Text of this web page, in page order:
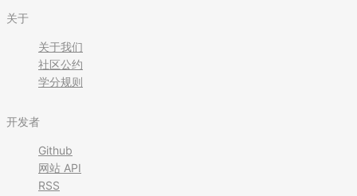
关于
关于我们
社区公约
学分规则
开发者
Github
网站 API
RSS